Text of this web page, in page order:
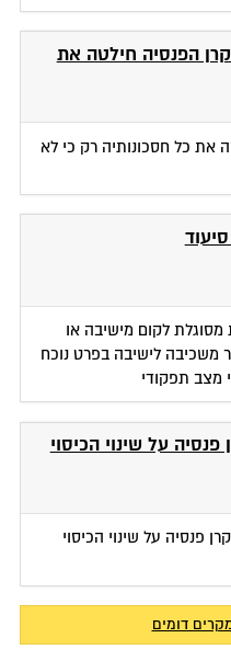
הפנסיה חילטה את
את כל חסכונותיה רק כי לא
לקום מישיבה או
משכיבה לישיבה בפרט נוכח
מצב תפקודי
על שינוי הכיסוי
לעמית בקרן פנסיה על שינוי הכיסוי
דומים